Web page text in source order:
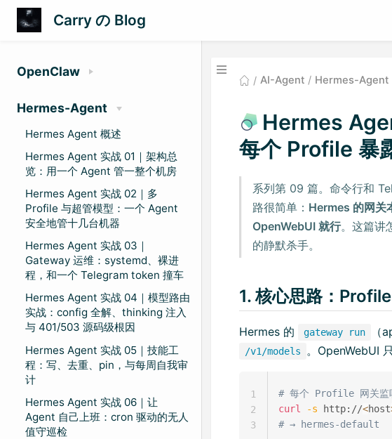
Carry の Blog
OpenClaw
Hermes-Agent
Hermes Agent 概述
Hermes Agent 实战 01｜架构总
览：用一个 Agent 管一整个机房
Hermes Agent 实战 02｜多
Profile 与超管模型：一个 Agent
安全地管十几台机器
Hermes Agent 实战 03｜
Gateway 运维：systemd、裸进
程，和一个 Telegram token 撞车
Hermes Agent 实战 04｜模型路由
实战：config 全解、thinking 注入
与 401/503 源码级根因
Hermes Agent 实战 05｜技能工
程：写、去重、pin，与每周自我审
计
Hermes Agent 实战 06｜让
Agent 自己上班：cron 驱动的无人
值守巡检
AI-Agent Hermes-Agent
Hermes
每个 Profile 暴
系列第 09 篇。命令行和
路很简单： Hermes 的网关
OpenWebUI 就行。这篇讲
的静默杀手。
1. 核心思路：
Hermes 的 gateway run （
/v1/models 。OpenWebUI
# 每个 Profile 网关监听
curl
-s http://<host
# → hermes-default
1
2
3